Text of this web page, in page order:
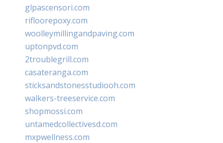
glpascensori.com
rifloorepoxy.com
woolleymillingandpaving.com
uptonpvd.com
2troublegrill.com
casateranga.com
sticksandstonesstudiooh.com
walkers-treeservice.com
shopmossi.com
untamedcollectivesd.com
mxpwellness.com